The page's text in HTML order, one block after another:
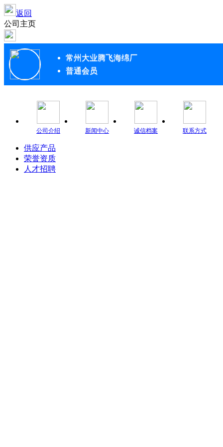
返回
公司主页
常州大业腾飞海绵厂
普通会员
公司介绍 新闻中心 诚信档案 联系方式
供应产品
荣誉资质
人才招聘